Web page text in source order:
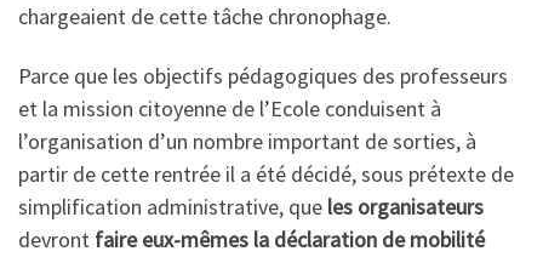
chargeaient de cette tâche chronophage.
Parce que les objectifs pédagogiques des professeurs
et la mission citoyenne de l’Ecole conduisent à
l’organisation d’un nombre important de sorties, à
partir de cette rentrée il a été décidé, sous prétexte de
simplification administrative, que les organisateurs
devront faire eux-mêmes la déclaration de mobilité